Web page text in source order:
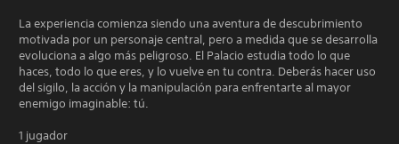
La experiencia comienza siendo una aventura de descubrimiento
motivada por un personaje central, pero a medida que se desarrolla
evoluciona a algo más peligroso. El Palacio estudia todo lo que
haces, todo lo que eres, y lo vuelve en tu contra. Deberás hacer uso
del sigilo, la acción y la manipulación para enfrentarte al mayor
enemigo imaginable: tú.
1 jugador